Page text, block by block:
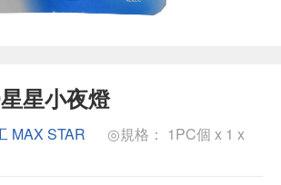
星小夜燈
MAX STAR
◎規格： 1PC個 x 1 x